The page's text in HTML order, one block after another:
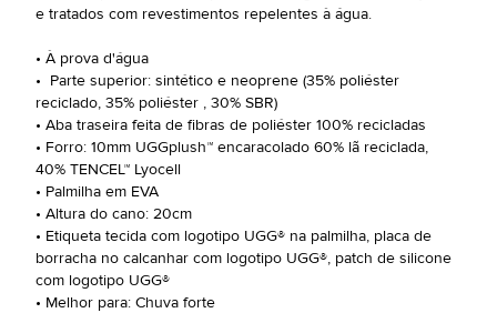
e tratados com revestimentos repelentes à água.
• À prova d'água
• Parte superior: sintético e neoprene (35% poliéster
reciclado, 35% poliéster , 30% SBR)
• Aba traseira feita de fibras de poliéster 100% recicladas
• Forro: 10mm UGGplush™ encaracolado 60% lã reciclada,
40% TENCEL™ Lyocell
• Palmilha em EVA
• Altura do cano: 20cm
• Etiqueta tecida com logotipo UGG® na palmilha, placa de
borracha no calcanhar com logotipo UGG®, patch de silicone
com logotipo UGG®
• Melhor para: Chuva forte